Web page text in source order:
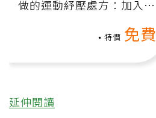
做的運動紓壓處方：加入行
特價 免費
延伸閱讀